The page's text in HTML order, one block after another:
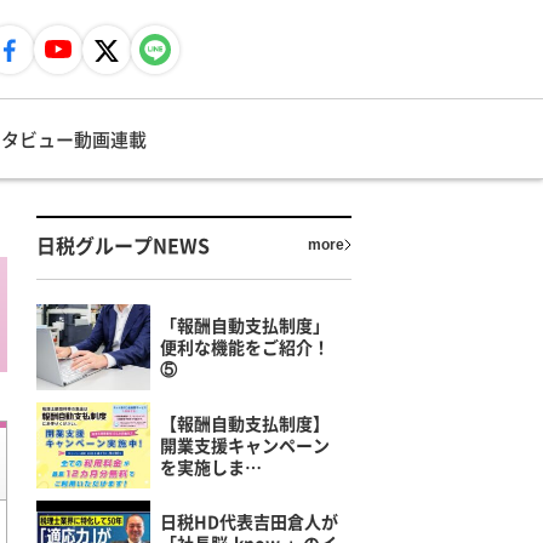
ビュー動画連載
日税グループNEWS more
「報酬自動支払制度」
便利な機能をご紹介！
⑤
【報酬自動支払制度】
開業支援キャンペーン
を実施しま…
日税HD代表吉田倉人が